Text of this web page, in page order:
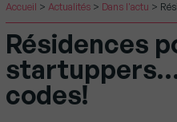
Accueil > Actualités > Dans l'actu >
Résidences
startuppers…
codes!